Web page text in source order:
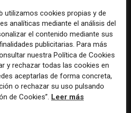
utilizamos cookies propias y de
analíticas mediante el análisis del
el contenido mediante sus
publicitarias. Para más
nuestra Política de Cookies
y rechazar todas las cookies en
aceptarlas de forma concreta,
o rechazar su uso pulsando
de Cookies”. Leer más